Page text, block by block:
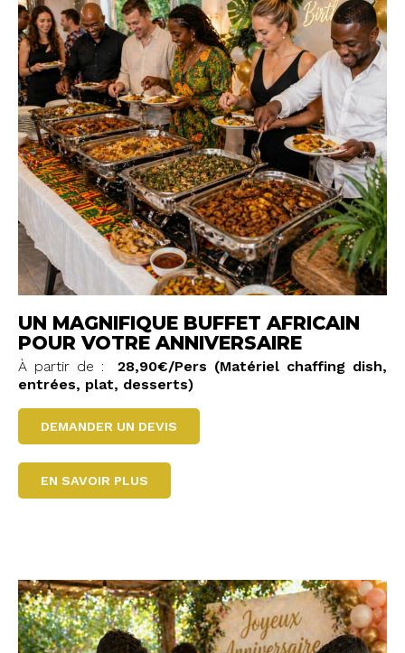
UN MAGNIFIQUE BUFFET AFRICAIN
POUR VOTRE ANNIVERSAIRE
À partir de : 28,90€/Pers (Matériel chaffing dish,
entrées, plat, desserts)
DEMANDER UN DEVIS
EN SAVOIR PLUS